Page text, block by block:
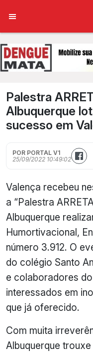
Palestra
Albuquerque
sucesso em
POR PORTAL V1
25/09/2022 10:49:02
Valença recebeu
a “Palestra
Albuquerque
Humortivacional,
número 3.912. O
do colégio Santo
e colaboradores
interessados em
que já oferecido.
Com muita
Albuquerque